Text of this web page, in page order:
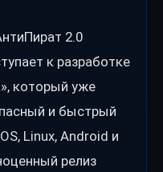
2.0
к разработке
который уже
и быстрый
Linux, Android и
релиз